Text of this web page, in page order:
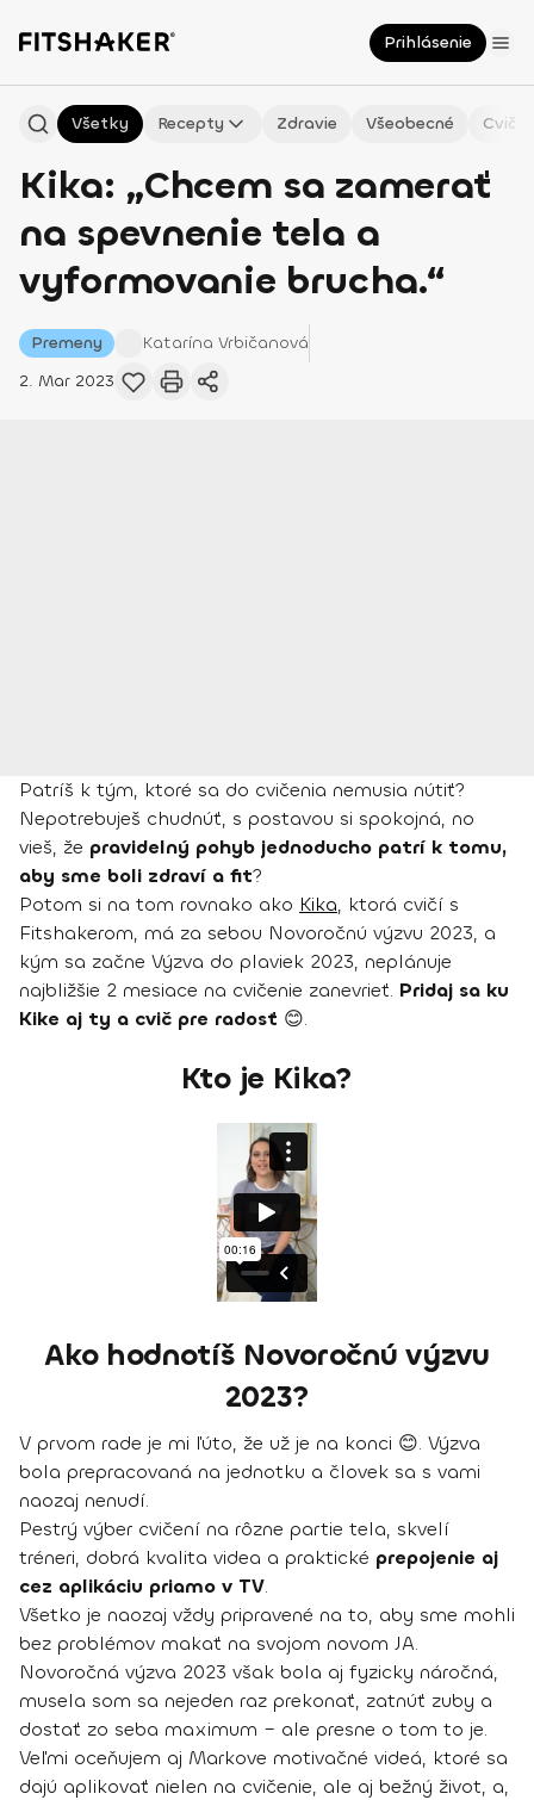
Prihlásenie
Všetky Recepty Zdravie Všeobecné
Kika: „Chcem sa zamerať
na spevnenie tela a
vyformovanie brucha.“
Premeny Katarína Vrbičanová
2. Mar 2023
Patríš k tým, ktoré sa do cvičenia nemusia nútiť?
Nepotrebuješ chudnúť, s postavou si spokojná, no
vieš, že pravidelný pohyb jednoducho patrí k tomu,
aby sme boli zdraví a fit?
Potom si na tom rovnako ako Kika, ktorá cvičí s
Fitshakerom, má za sebou Novoročnú výzvu 2023, a
kým sa začne Výzva do plaviek 2023, neplánuje
najbližšie 2 mesiace na cvičenie zanevrieť. Pridaj sa ku
Kike aj ty a cvič pre radosť 😊.
Kto je Kika?
Ako hodnotíš Novoročnú výzvu
2023?
V prvom rade je mi ľúto, že už je na konci 😊. Výzva
bola prepracovaná na jednotku a človek sa s vami
naozaj nenudí.
Pestrý výber cvičení na rôzne partie tela, skvelí
tréneri, dobrá kvalita videa a praktické prepojenie aj
cez aplikáciu priamo v TV.
Všetko je naozaj vždy pripravené na to, aby sme mohli
bez problémov makať na svojom novom JA.
Novoročná výzva 2023 však bola aj fyzicky náročná,
musela som sa nejeden raz prekonať, zatnúť zuby a
dostať zo seba maximum – ale presne o tom to je.
Veľmi oceňujem aj Markove motivačné videá, ktoré sa
dajú aplikovať nielen na cvičenie, ale aj bežný život, a,